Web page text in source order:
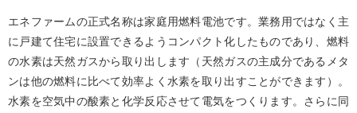
エネファームの正式名称は家庭用燃料電池です。業務用ではなく主
に戸建て住宅に設置できるようコンパクト化したものであり、燃料
の水素は天然ガスから取り出します（天然ガスの主成分であるメタ
ンは他の燃料に比べて効率よく水素を取り出すことができます）。
水素を空気中の酸素と化学反応させて電気をつくります。さらに同